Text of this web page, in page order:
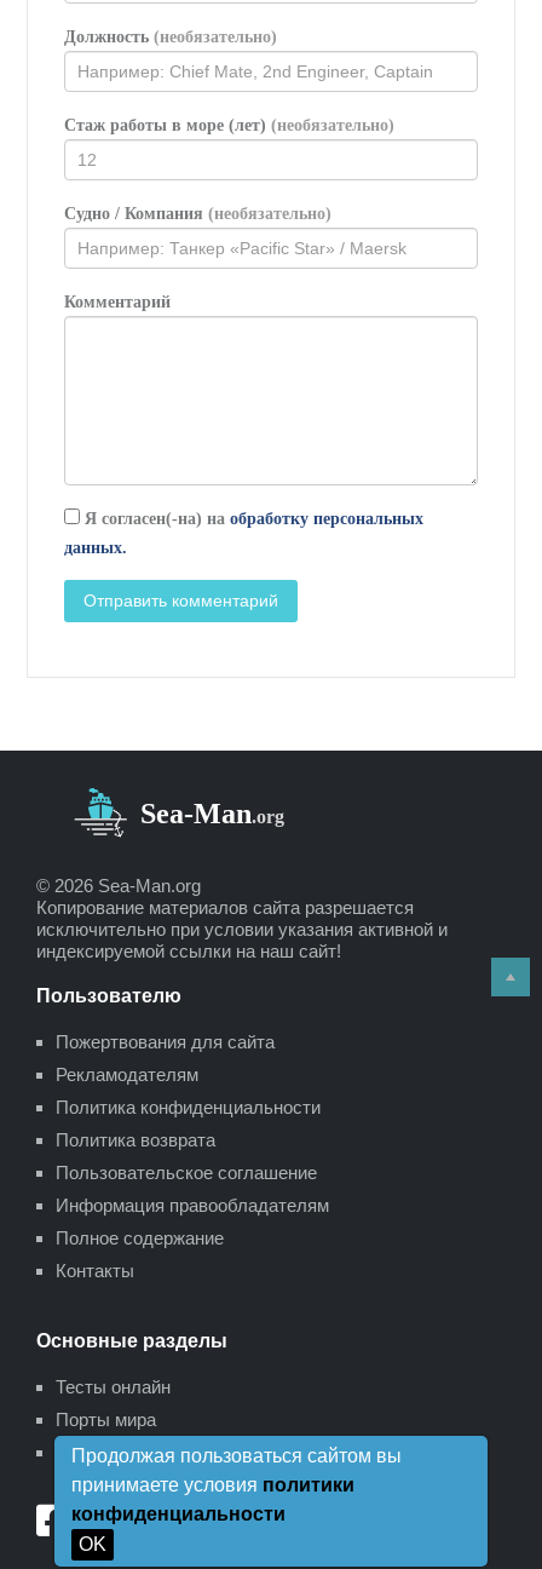
Должность(необязательно)
Стаж работы в море (лет)(необязательно)
Судно / Компания(необязательно)
Комментарий
Я согласен(-на) наобработку персональных
данных.
© 2026 Sea-Man.org
Копирование материалов сайта разрешается
исключительно при условии указания активной и
индексируемой ссылки на наш сайт!
Пользователю
Пожертвования для сайта
Рекламодателям
Политика конфиденциальности
Политика возврата
Пользовательское соглашение
Информация правообладателям
Полное содержание
Контакты
Основные разделы
Тесты онлайн
Порты мира
Карта сайта
Продолжая пользоваться сайтом вы
принимаете условия политики
конфиденциальности
OK